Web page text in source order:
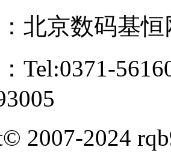
北京数码基
Tel:0371-
© 2007-2024